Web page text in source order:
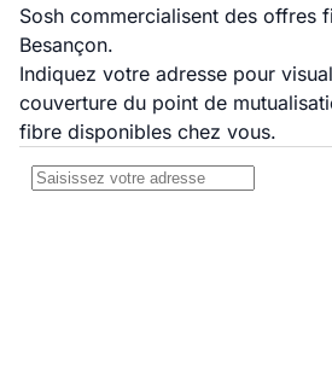
Sosh commercialisent des offres
Besançon.
Indiquez votre adresse pour
couverture du point de
fibre disponibles chez vous.